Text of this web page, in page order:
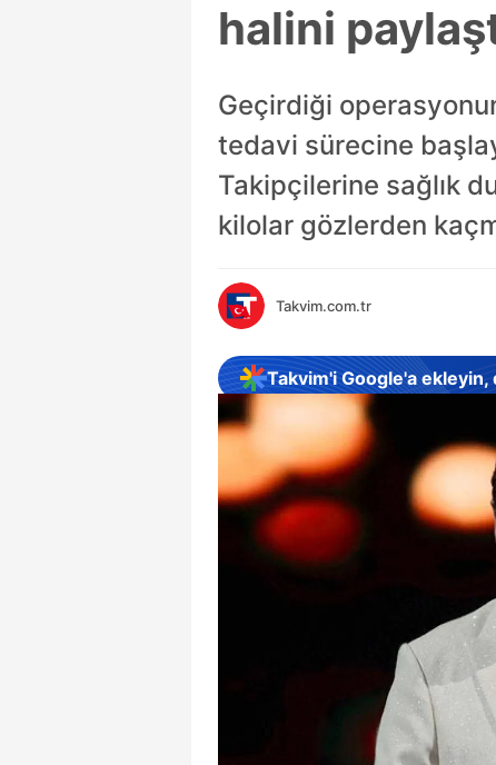
halini
Geçirdiği
tedavi sürecine
Takipçilerine sağlık
kilolar gözlerden
Takvim.com.tr
Takvim'i Google'a ekleyin,